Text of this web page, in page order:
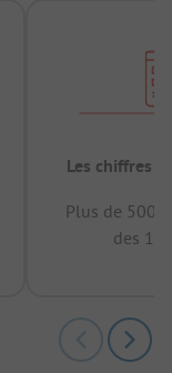
Les chiffres
Plus de
des 12